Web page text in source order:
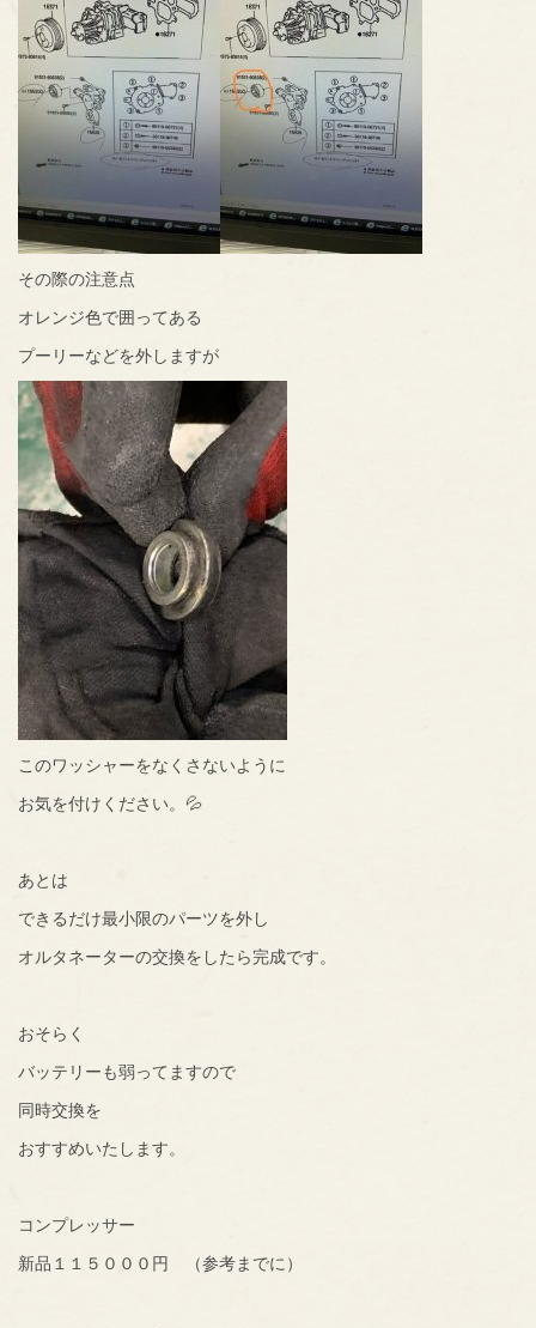
その際の注意点
オレンジ色で囲ってある
プーリーなどを外しますが
このワッシャーをなくさないように
お気を付けください。💦
あとは
できるだけ最小限のパーツを外し
オルタネーターの交換をしたら完成です。
おそらく
バッテリーも弱ってますので
同時交換を
おすすめいたします。
コンプレッサー
新品１１５０００円 （参考までに）